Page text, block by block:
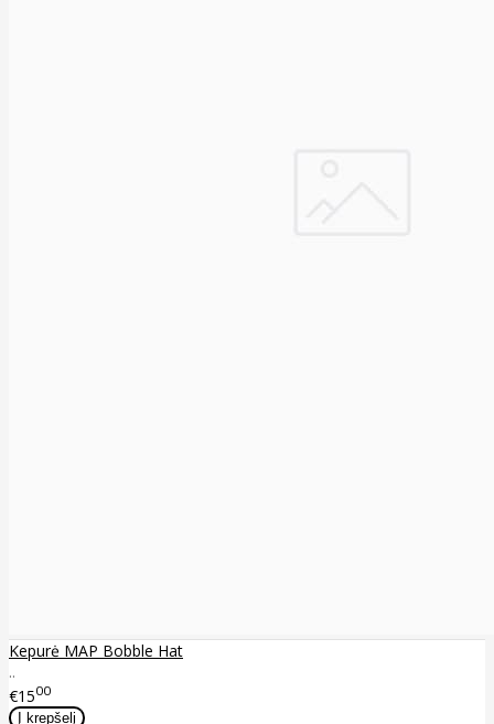
Kepurė MAP Bobble Hat
..
€1500